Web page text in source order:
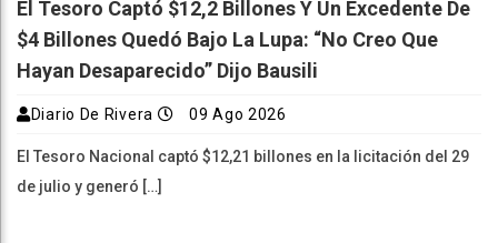
El Tesoro Captó $12,2 Billones Y Un Excedente De
$4 Billones Quedó Bajo La Lupa: “No Creo Que
Hayan Desaparecido” Dijo Bausili
Diario De Rivera 09 Ago 2026
El Tesoro Nacional captó $12,21 billones en la licitación del 29
de julio y generó […]